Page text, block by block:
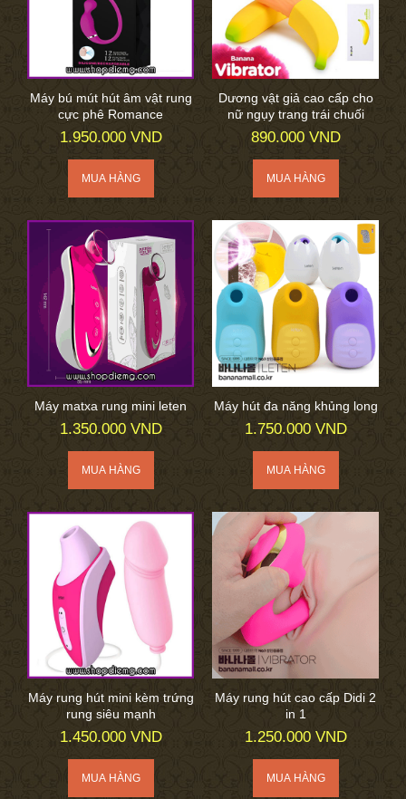
Máy bú mút hút âm vật rung
cực phê Romance
1.950.000 VND
Dương vật giả cao cấp cho
nữ ngụy trang trái chuối
890.000 VND
Máy matxa rung mini leten
1.350.000 VND
Máy hút đa năng khủng long
1.750.000 VND
Máy rung hút mini kèm trứng
rung siêu mạnh
1.450.000 VND
Máy rung hút cao cấp Didi 2
in 1
1.250.000 VND